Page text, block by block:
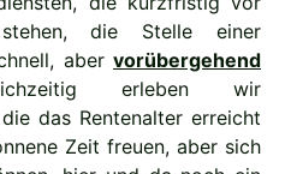
die Stelle einer
aber vorübergehend
erleben wir
das Rentenalter erreicht
Zeit freuen, aber sich